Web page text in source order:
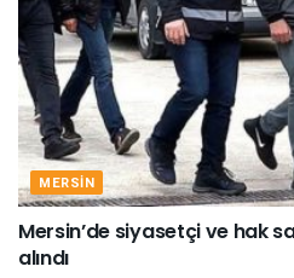
MERSIN
Mersin’de siyasetçi ve hak
alındı